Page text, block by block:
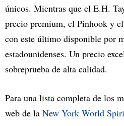
únicos. Mientras que el E.H.
precio premium, el Pinhook y
con este último disponible por
estadounidenses. Un precio
sobreprueba de alta calidad.
Para una lista completa de los
web de la New York World